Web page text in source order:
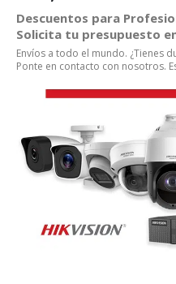
Descuentos para
Solicita tu presupuesto
Envíos a todo el mundo. ¿Tienes
Ponte en contacto con nosotros.